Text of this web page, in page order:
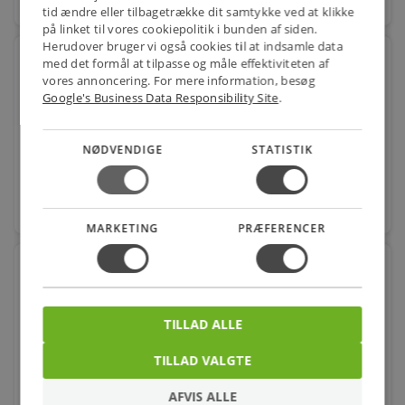
Kamstrup MULTICAL403 varmemåler 260mm x
G1.1/4''&#
Varenr.: 488350290
5.022,00 kr.pr. stk.
stk. favorite
Kamstrup MULTICAL®303, 1,5m3/h,110mm,3/4,
Varenr.: 488368116
tid ændre eller tilbagetrække dit samtykke ved at klikke
på linket til vores cookiepolitik i bunden af siden.
Herudover bruger vi også cookies til at indsamle data
med det formål at tilpasse og måle effektiviteten af
vores annoncering. For mere information, besøg
Google's Business Data Responsibility Site.
NØDVENDIGE STATISTIK
MARKETING PRÆFERENCER
TILLAD VALGTE
TILLAD ALLE
AFVIS ALLE